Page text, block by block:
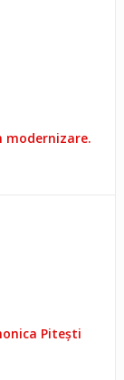
modernizare.
Pitești